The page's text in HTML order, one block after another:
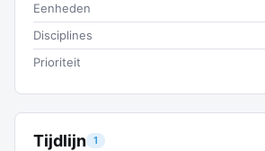
Tijdlijn 1
Eenheden
Disciplines
Prioriteit